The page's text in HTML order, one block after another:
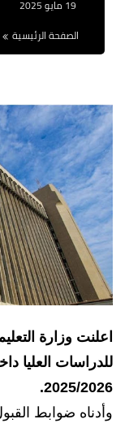
الصفحة الرئيسية
اعلنت وزارة
للدراسات العليا
2025/2026.
وأدناه ضوابط